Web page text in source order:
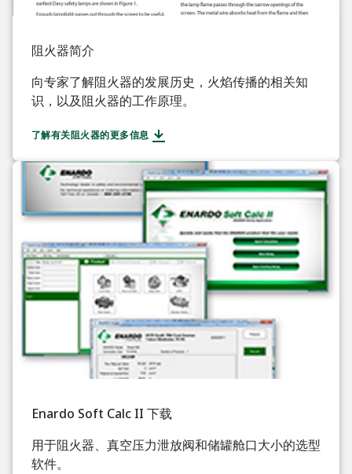
阻火器简介
向专家了解阻火器的发展历史，火焰传播的相关知
识，以及阻火器的工作原理。
了解有关阻火器的更多信息
Enardo Soft Calc II 下载
用于阻火器、真空压力泄放阀和储罐舱口大小的选型
软件。